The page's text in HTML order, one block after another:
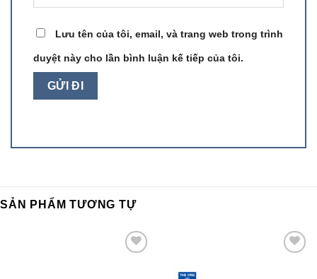
Lưu tên của tôi, email, và trang web trong trình
duyệt này cho lần bình luận kế tiếp của tôi.
SẢN PHẨM TƯƠNG TỰ